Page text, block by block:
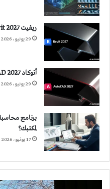
ريفيت 2027 Revit
29 يونيو، 2026
أتوكاد 2027 AutoCAD
29 يونيو، 2026
برنامج
لمكتبك؟
17 يونيو، 2026